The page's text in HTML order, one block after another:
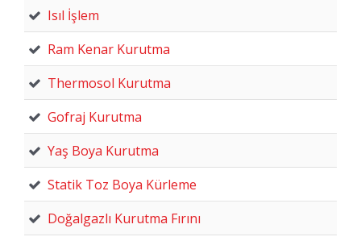
Isıl İşlem
Ram Kenar Kurutma
Thermosol Kurutma
Gofraj Kurutma
Yaş Boya Kurutma
Statik Toz Boya Kürleme
Doğalgazlı Kurutma Fırını